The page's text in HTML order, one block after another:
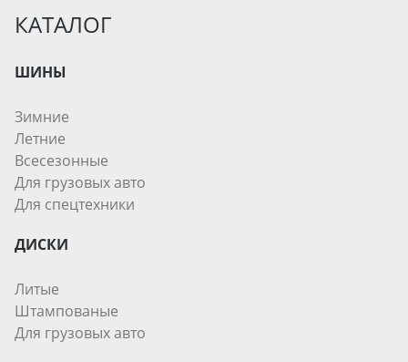
КАТАЛОГ
ШИНЫ
Зимние
Летние
Всесезонные
Для грузовых авто
Для спецтехники
ДИСКИ
Литые
Штампованые
Для грузовых авто